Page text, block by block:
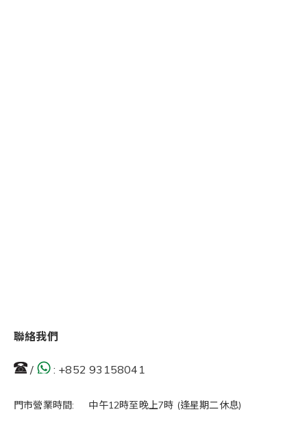
聯絡我們
/ : +852 93158041
門市營業時間: 中午12時至晚上7時 (逢星期二休息)